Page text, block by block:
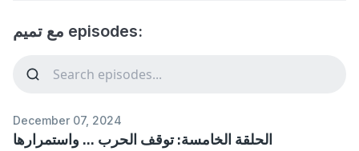
مع تميم episodes:
December 07, 2024
الحلقة الخامسة: توقف الحرب … واستمرارها